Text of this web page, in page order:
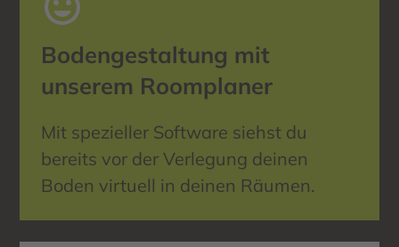
Bodengestaltung mit
unserem Roomplaner
Mit spezieller Software siehst du
bereits vor der Verlegung deinen
Boden virtuell in deinen Räumen.